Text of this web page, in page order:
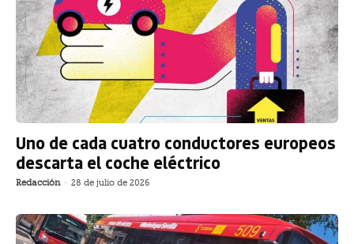
Uno de cada cuatro conductores europeos
descarta el coche eléctrico
Redacción - 28 de julio de 2026